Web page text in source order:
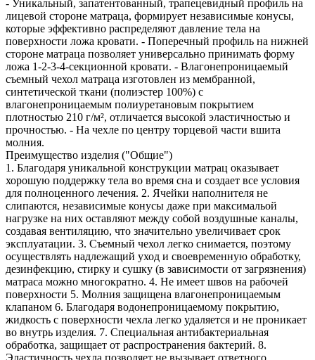
- Уникальный, запатентованный, трапецевидный профиль на
лицевой стороне матраца, формирует независимые конусы,
которые эффективно распределяют давление тела на
поверхности ложа кровати. - Поперечный профиль на нижней
стороне матраца позволяет универсально принимать форму
ложа 1-2-3-4-секционной кровати. - Влагонепроницаемый
съемный чехол матраца изготовлен из мембранной,
синтетической ткани (полиэстер 100%) с
влагонепроницаемым полиуретановым покрытием
плотностью 210 г/м², отличается высокой эластичностью и
прочностью. - На чехле по центру торцевой части вшита
молния.
Преимущество изделия ("Общие")
1. Благодаря уникальной конструкции матрац оказывает
хорошую поддержку тела во время сна и создает все условия
для полноценного лечения. 2. Ячейки наполнителя не
слипаются, независимые конусы даже при максимальой
нагрузке на них оставляют между собой воздушные каналы,
создавая вентиляцию, что значительно увеличивает срок
эксплуатации. 3. Съемный чехол легко снимается, поэтому
осуществлять надлежащий уход и своевременную обработку,
дезинфекцию, стирку и сушку (в зависимости от загрязнения)
матраса можно многократно. 4. Не имеет швов на рабочей
поверхности 5. Молния защищена влагонепроницаемым
клапаном 6. Благодаря водонепроницаемому покрытию,
жидкость с поверхности чехла легко удаляется и не проникает
во внутрь изделия. 7. Специальная антибактериальная
обработка, защищает от распространения бактерий. 8.